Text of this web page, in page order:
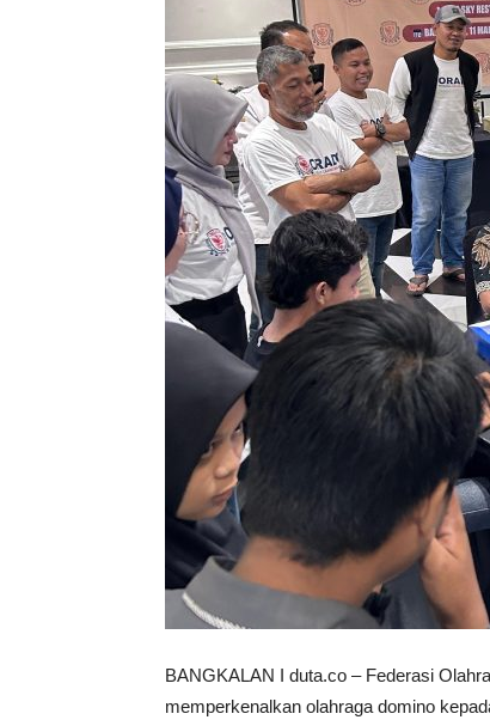
BANGKALAN I duta.co – Federasi
memperkenalkan olahraga domino